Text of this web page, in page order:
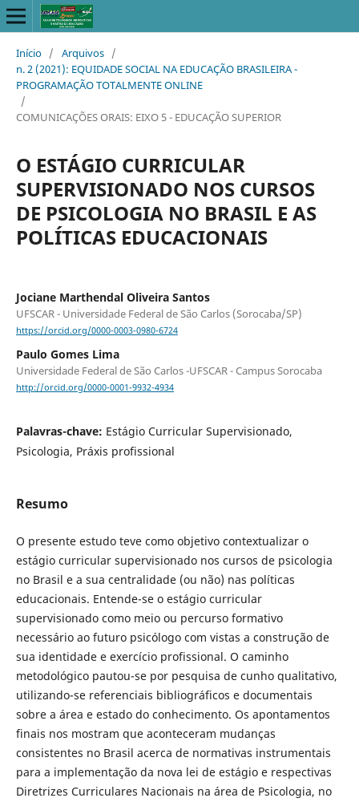
Início / Arquivos /
n. 2 (2021): EQUIDADE SOCIAL NA EDUCAÇÃO BRASILEIRA -
PROGRAMAÇÃO TOTALMENTE ONLINE
/
COMUNICAÇÕES ORAIS: EIXO 5 - EDUCAÇÃO SUPERIOR
O ESTÁGIO CURRICULAR
SUPERVISIONADO NOS CURSOS
DE PSICOLOGIA NO BRASIL E AS
POLÍTICAS EDUCACIONAIS
Jociane Marthendal Oliveira Santos
UFSCAR - Universidade Federal de São Carlos (Sorocaba/SP)
https://orcid.org/0000-0003-0980-6724
Paulo Gomes Lima
Universidade Federal de São Carlos -UFSCAR - Campus Sorocaba
http://orcid.org/0000-0001-9932-4934
Palavras-chave: Estágio Curricular Supervisionado,
Psicologia, Práxis profissional
Resumo
O presente estudo teve como objetivo contextualizar o
estágio curricular supervisionado nos cursos de psicologia
no Brasil e a sua centralidade (ou não) nas políticas
educacionais. Entende-se o estágio curricular
supervisionado como meio ou percurso formativo
necessário ao futuro psicólogo com vistas a construção de
sua identidade e exercício profissional. O caminho
metodológico pautou-se por pesquisa de cunho qualitativo,
utilizando-se referenciais bibliográficos e documentais
sobre a área e estado do conhecimento. Os apontamentos
finais nos mostram que aconteceram mudanças
consistentes no Brasil acerca de normativas instrumentais
para a implementação da nova lei de estágio e respectivas
Diretrizes Curriculares Nacionais na área de Psicologia, no